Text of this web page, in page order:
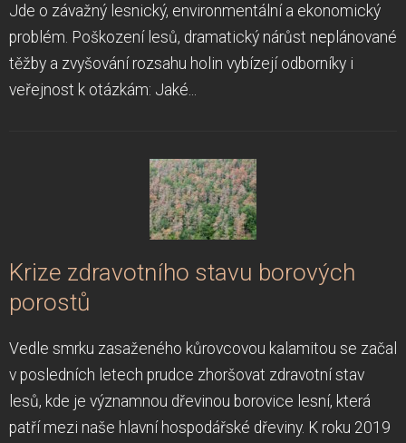
Jde o závažný lesnický, environmentální a ekonomický
problém. Poškození lesů, dramatický nárůst neplánované
těžby a zvyšování rozsahu holin vybízejí odborníky i
veřejnost k otázkám: Jaké...
Krize zdravotního stavu borových
porostů
Vedle smrku zasaženého kůrovcovou kalamitou se začal
v posledních letech prudce zhoršovat zdravotní stav
lesů, kde je významnou dřevinou borovice lesní, která
patří mezi naše hlavní hospodářské dřeviny. K roku 2019